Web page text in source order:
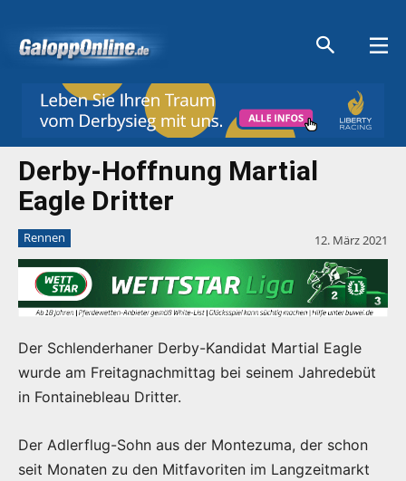
Derby-Hoffnung Martial
Eagle Dritter
Rennen 12. März 2021
Der Schlenderhaner Derby-Kandidat Martial Eagle
wurde am Freitagnachmittag bei seinem Jahredebüt
in Fontainebleau Dritter.
Der Adlerflug-Sohn aus der Montezuma, der schon
seit Monaten zu den Mitfavoriten im Langzeitmarkt